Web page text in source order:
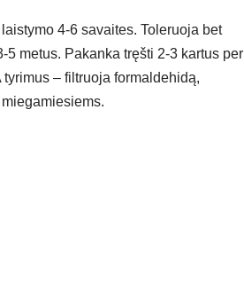
4-6 savaites. Toleruoja bet
metus. Pakanka tręšti 2-3 kartus per
– filtruoja formaldehidą,